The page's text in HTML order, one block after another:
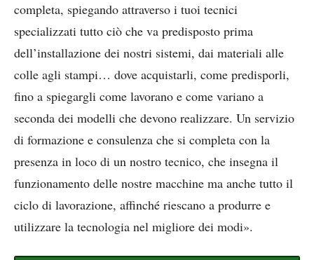
completa, spiegando attraverso i tuoi tecnici
specializzati tutto ciò che va predisposto prima
dell’installazione dei nostri sistemi, dai materiali alle
colle agli stampi… dove acquistarli, come predisporli,
fino a spiegargli come lavorano e come variano a
seconda dei modelli che devono realizzare. Un servizio
di formazione e consulenza che si completa con la
presenza in loco di un nostro tecnico, che insegna il
funzionamento delle nostre macchine ma anche tutto il
ciclo di lavorazione, affinché riescano a produrre e
utilizzare la tecnologia nel migliore dei modi».